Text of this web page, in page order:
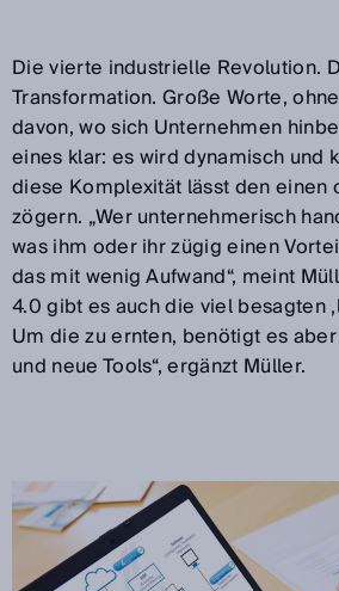
Die vierte industrielle Revolution.
Transformation. Große Worte,
davon, wo sich Unternehmen
eines klar: es wird dynamisch und
diese Komplexität lässt den einen
zögern. „Wer unternehmerisch
was ihm oder ihr zügig einen
das mit wenig Aufwand“, meint
4.0 gibt es auch die viel besagten
Um die zu ernten, benötigt es
und neue Tools“, ergänzt Müller.